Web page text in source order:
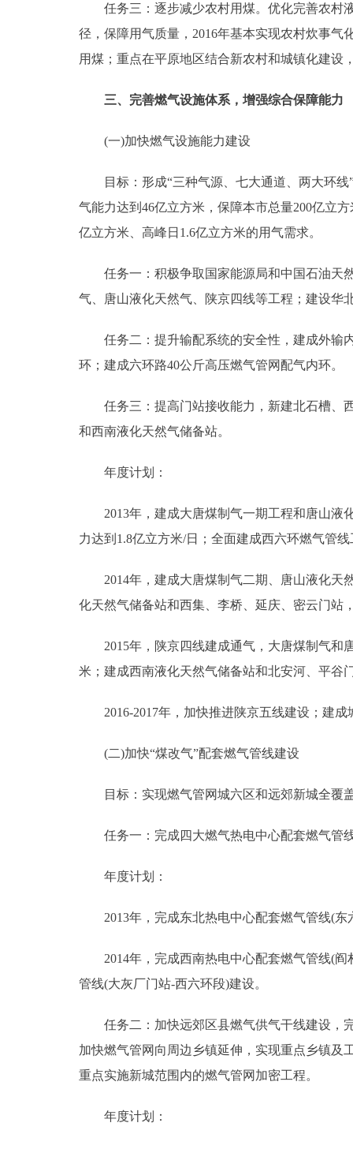
任务三：逐步减少农村用煤。优化完善农村液
径，保障用气质量，2016年基本实现农村炊事
用煤；重点在平原地区结合新农村和城镇化建设
三、完善燃气设施体系，增强综合保障能力
(一)加快燃气设施能力建设
目标：形成“三种气源、七大通道、两大环线”
气能力达到46亿立方米，保障本市总量200亿立
亿立方米、高峰日1.6亿立方米的用气需求。
任务一：积极争取国家能源局和中国石油天然
气、唐山液化天然气、陕京四线等工程；建设华
任务二：提升输配系统的安全性，建成外输内
环；建成六环路40公斤高压燃气管网配气内环。
任务三：提高门站接收能力，新建北石槽、西
和西南液化天然气储备站。
年度计划：
2013年，建成大唐煤制气一期工程和唐山液
力达到1.8亿立方米/日；全面建成西六环燃气管
2014年，建成大唐煤制气二期、唐山液化天
化天然气储备站和西集、李桥、延庆、密云门站
2015年，陕京四线建成通气，大唐煤制气和
米；建成西南液化天然气储备站和北安河、平谷
2016-2017年，加快推进陕京五线建设；建成
(二)加快“煤改气”配套燃气管线建设
目标：实现燃气管网城六区和远郊新城全覆
任务一：完成四大燃气热电中心配套燃气管
年度计划：
2013年，完成东北热电中心配套燃气管线(东
2014年，完成西南热电中心配套燃气管线(阎
管线(大灰厂门站-西六环段)建设。
任务二：加快远郊区县燃气供气干线建设，完
加快燃气管网向周边乡镇延伸，实现重点乡镇及
重点实施新城范围内的燃气管网加密工程。
年度计划：